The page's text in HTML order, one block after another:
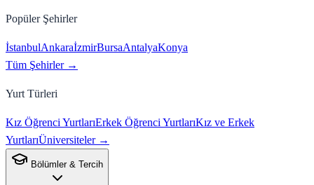
Popüler Şehirler
İstanbulAnkaraİzmirBursaAntalyaKonya
Tüm Şehirler →
Yurt Türleri
Kız Öğrenci YurtlarıErkek Öğrenci YurtlarıKız ve Erkek
YurtlarıÜniversiteler →
Bölümler & Tercih